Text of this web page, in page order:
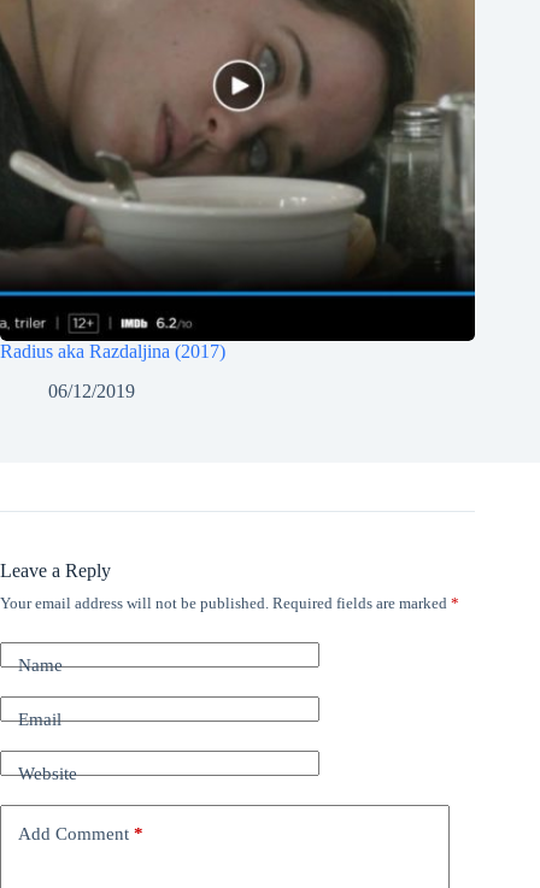
Radius aka Razdaljina (2017)
06/12/2019
Leave a Reply
Your email address will not be published. Required fields are marked *
Name
Email
Website
Add Comment *